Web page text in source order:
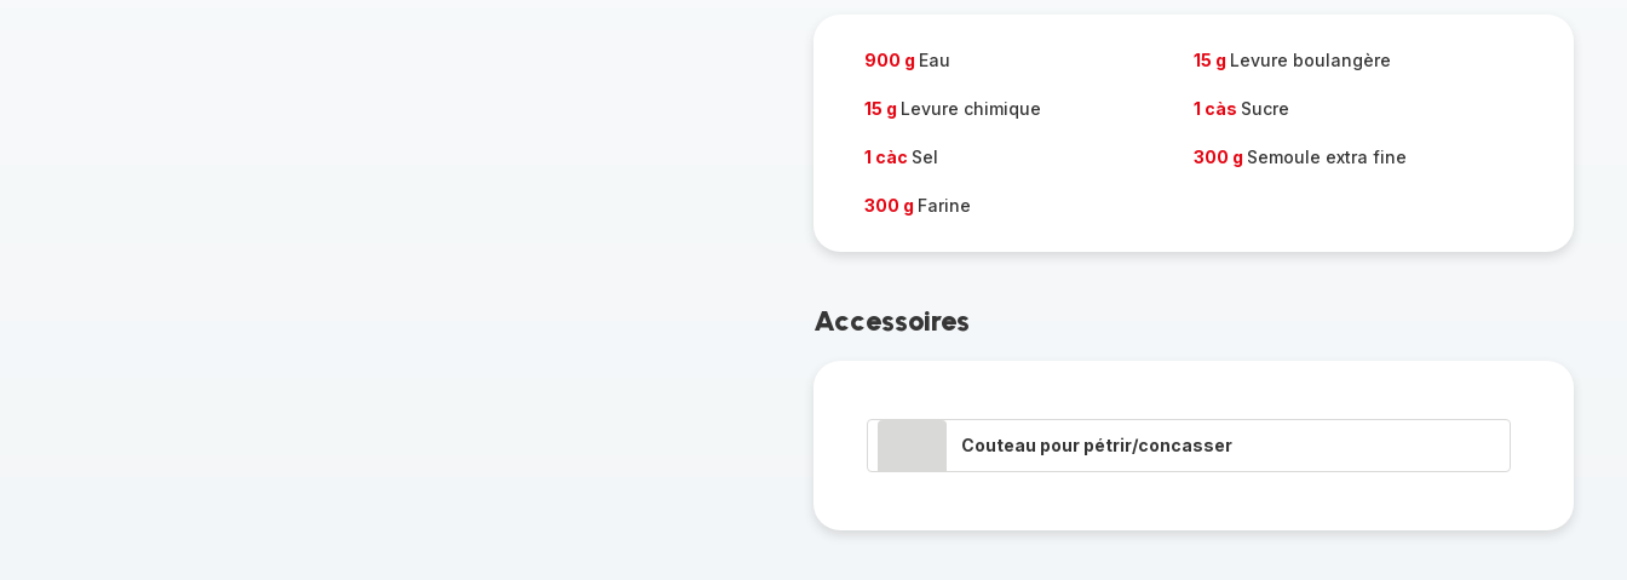
900 g Eau 15 g Levure boulangère
15 g Levure chimique 1 càs Sucre
1 càc Sel 300 g Semoule extra fine
300 g Farine
Accessoires
Couteau pour pétrir/concasser